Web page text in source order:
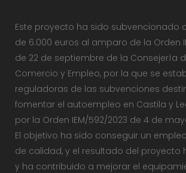
Este proyecto ha sido subvencionado
de 6.000 euros al amparo de la Orden
de 22 de septiembre de la Consejería
Comercio y Empleo, por la que se
reguladoras de las subvenciones
fomentar el autoempleo en Castila y
por la Orden IEM/592/2023 de 4 de
El objetivo ha sido conseguir un
de calidad, y el resultado del proyecto
y ha contribuido a mejorar el